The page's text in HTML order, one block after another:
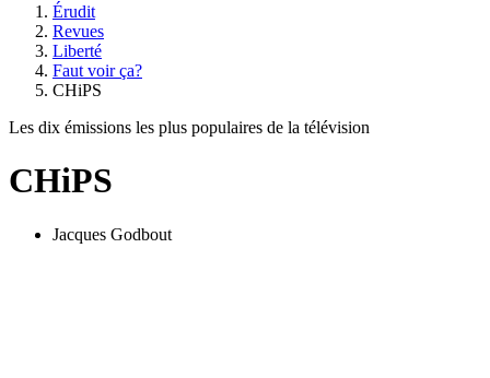
Érudit
Revues
Liberté
Faut voir ça?
CHiPS
Les dix émissions les plus populaires de la télévision
CHiPS
Jacques Godbout